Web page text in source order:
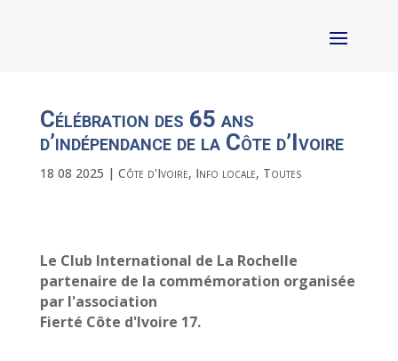
Célébration des 65 ans
d’indépendance de la Côte d’Ivoire
18 08 2025 | Côte d'Ivoire, Info locale, Toutes
Le Club International de La Rochelle
partenaire de la commémoration organisée
par l'association
Fierté Côte d'Ivoire 17.